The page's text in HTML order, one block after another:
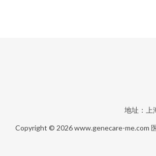
地址：上
Copyright © 2026www.genecare-me.com